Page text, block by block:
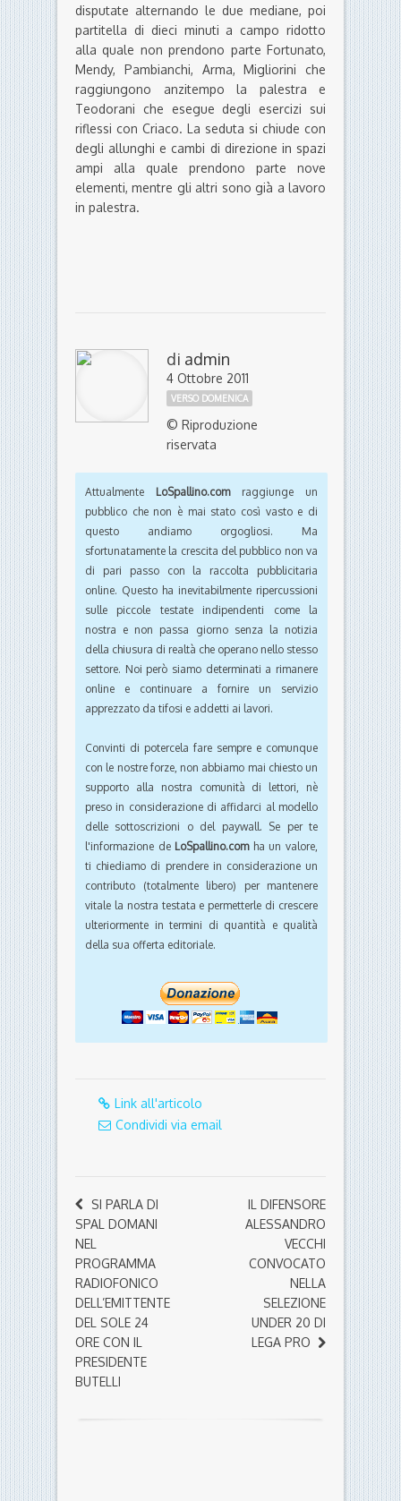
disputate alternando le due mediane, poi
partitella di dieci minuti a campo ridotto
alla quale non prendono parte Fortunato,
Mendy, Pambianchi, Arma, Migliorini che
raggiungono anzitempo la palestra e
Teodorani che esegue degli esercizi sui
riflessi con Criaco. La seduta si chiude con
degli allunghi e cambi di direzione in spazi
ampi alla quale prendono parte nove
elementi, mentre gli altri sono già a lavoro
in palestra.
di admin
4 Ottobre 2011
VERSO DOMENICA
© Riproduzione
riservata
Attualmente LoSpallino.comraggiunge un
pubblico che non è mai stato così vasto e di
questo andiamo orgogliosi. Ma
sfortunatamente la crescita del pubblico non va
di pari passo con la raccolta pubblicitaria
online. Questo ha inevitabilmente ripercussioni
sulle piccole testate indipendenti come la
nostra e non passa giorno senza la notizia
della chiusura di realtà che operano nello stesso
settore. Noi però siamo determinati a rimanere
online e continuare a fornire un servizio
apprezzato da tifosi e addetti ai lavori.
Convinti di potercela fare sempre e comunque
con le nostre forze, non abbiamo mai chiesto un
supporto alla nostra comunità di lettori, nè
preso in considerazione di affidarci al modello
delle sottoscrizioni o del paywall. Se per te
l'informazione de LoSpallino.comha un valore,
ti chiediamo di prendere in considerazione un
contributo (totalmente libero) per mantenere
vitale la nostra testata e permetterle di crescere
ulteriormente in termini di quantità e qualità
della sua offerta editoriale.
Link all'articolo
Condividi via email
SI PARLA DI
SPAL DOMANI
NEL
PROGRAMMA
RADIOFONICO
DELL’EMITTENTE
DEL SOLE 24
ORE CON IL
PRESIDENTE
BUTELLI
IL DIFENSORE
ALESSANDRO
VECCHI
CONVOCATO
NELLA
SELEZIONE
UNDER 20 DI
LEGA PRO